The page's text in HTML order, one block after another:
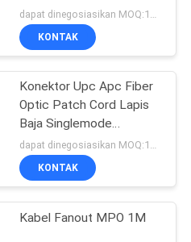
Penyisipan Rendah
KONTAK
Konektor Upc Apc Fiber
Optic Patch Cord Lapis
Baja Singlemode
Multimode
dapat dinegosiasikan MOQ:1000
KONTAK
Kabel Fanout MPO 1M